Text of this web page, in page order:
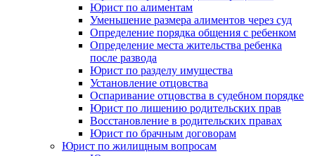
Юрист по алиментам
Уменьшение размера алиментов через суд
Определение порядка общения с ребенком
Определение места жительства ребенка
после развода
Юрист по разделу имущества
Установление отцовства
Оспаривание отцовства в судебном порядке
Юрист по лишению родительских прав
Восстановление в родительских правах
Юрист по брачным договорам
Юрист по жилищным вопросам